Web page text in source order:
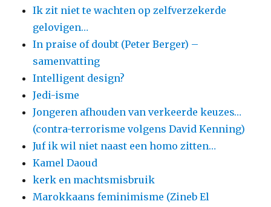
Ik zit niet te wachten op zelfverzekerde
gelovigen…
In praise of doubt (Peter Berger) –
samenvatting
Intelligent design?
Jedi-isme
Jongeren afhouden van verkeerde keuzes…
(contra-terrorisme volgens David Kenning)
Juf ik wil niet naast een homo zitten…
Kamel Daoud
kerk en machtsmisbruik
Marokkaans feminimisme (Zineb El